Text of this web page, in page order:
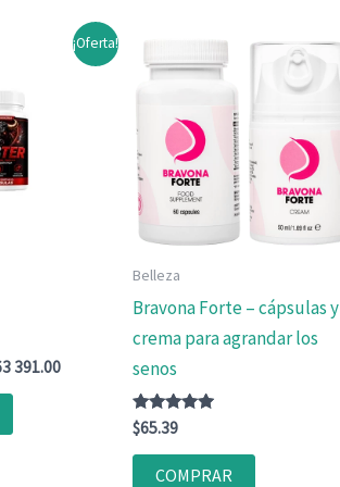
¡Oferta!
391.00El
Belleza
Bravona Forte – cápsulas y
crema para agrandar los
senos
Valorado
con
4.83
de 5
$65.39
COMPRAR